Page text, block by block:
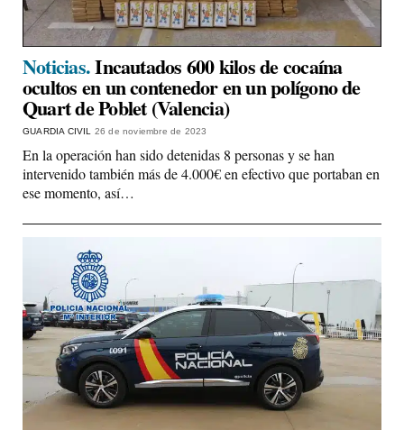
Noticias.Incautados 600 kilos de cocaína
ocultos en un contenedor en un polígono de
Quart de Poblet (Valencia)
GUARDIA CIVIL 26 de noviembre de 2023
En la operación han sido detenidas 8 personas y se han
intervenido también más de 4.000€ en efectivo que portaban en
ese momento, así…